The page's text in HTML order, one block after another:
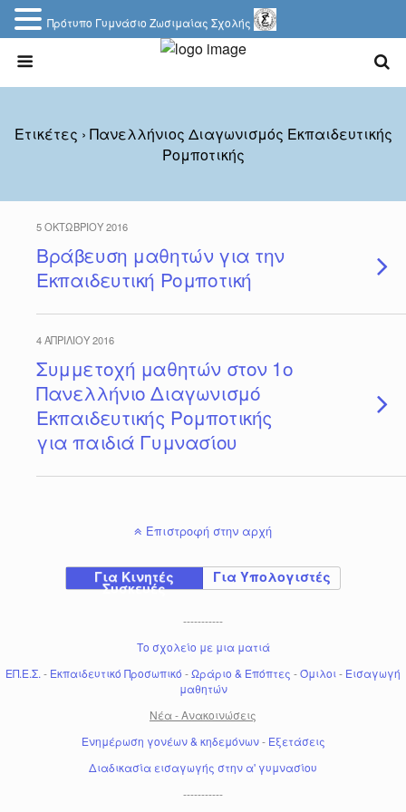
Ετικέτες › Πανελλήνιος Διαγωνισμός Εκπαιδευτικής
Ρομποτικής
5 ΟΚΤΩΒΡΊΟΥ 2016
Βράβευση μαθητών για την
Εκπαιδευτική Ρομποτική
4 ΑΠΡΙΛΊΟΥ 2016
Συμμετοχή μαθητών στον 1ο
Πανελλήνιο Διαγωνισμό
Εκπαιδευτικής Ρομποτικής
για παιδιά Γυμνασίου
Επιστροφή στην αρχή
Για Κινητές
Συσκευές
Για Υπολογιστές
-----------
Το σχολείο με μια ματιά
ΕΠ.Ε.Σ. - Εκπαιδευτικό Προσωπικό -Ωράριο & Επόπτες -Όμιλοι- Εισαγωγή
μαθητών
Νέα - Ανακοινώσεις
Ενημέρωση γονέων & κηδεμόνων- Εξετάσεις
Διαδικασία εισαγωγής στην α' γυμνασίου
-----------
Πρότυπο Γυμνάσιο Ζωσιμαίας Σχολής